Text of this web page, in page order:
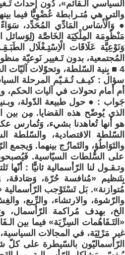
السياسي الـقائم»، دُون إحداث
والتي هي مُتـرابطة عُضْوِيًّا فيما
● وَالْأَسَاس المَادِّي المُحَدِّد، سَوَاءً
مَنْظُومَة المِلْكِيَة الخَاصَّة (لِوَسائل
وَنَوْعِيَّة عَلَاقَات الْاِسْتِـغْلَال
المُجتمعية، بدون تَـغيير نَوعيّة
4 ■ بِنية السّلطة، وتحوّلات آليّات الحكم
سؤال : كيـف تُـقـيّم المرحلة
أم أمام تحولات في آليات الحكم،
جَواب : ● حول طبيعة الدّولة،
الذي يُوضّح هذه القضايا. مِن بين
هو أنها تُعاهدنا بشيء، وَتُمارس
السّلطة الاقتصادية، والسّلطة
والتَوَاطُؤ، والتَمازُج بينهما.
على السُّلطات السيّاسية.
وتـقـول لنا الرّأسمالية ثانيًّا :
بِتَنظيم «مُنافسة حُرّة، وَصَادقة،
مُتوازنة». بَل تَسْتَوْجب
والرّشوة، والارتشاء، والرِّيع،
الخ، بهدف مُراكمة الرّأسمال،
«التَـفَاهُمات السِرِّيَة» فيما بين
غير مَرْئِيَة، في المجالات السياسية،
الرّأسماليّون بالسّيطرة على